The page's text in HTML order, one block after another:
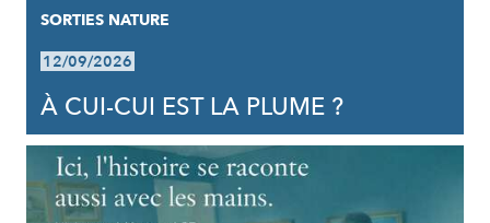
SORTIES NATURE
12/09/2026
À CUI-CUI EST LA PLUME ?